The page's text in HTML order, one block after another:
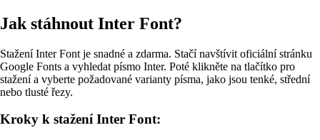
Jak stáhnout Inter Font?
Stažení Inter Font je snadné a zdarma. Stačí navštívit oficiální stránku
Google Fonts a vyhledat písmo Inter. Poté klikněte na tlačítko pro
stažení a vyberte požadované varianty písma, jako jsou tenké, střední
nebo tlusté řezy.
Kroky k stažení Inter Font: